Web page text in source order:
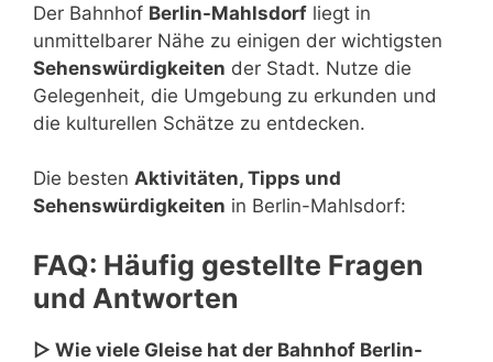
Der Bahnhof Berlin-Mahlsdorf liegt in
unmittelbarer Nähe zu einigen der wichtigsten
Sehenswürdigkeiten der Stadt. Nutze die
Gelegenheit, die Umgebung zu erkunden und
die kulturellen Schätze zu entdecken.
Die besten Aktivitäten, Tipps und
Sehenswürdigkeiten in Berlin-Mahlsdorf:
FAQ: Häufig gestellte Fragen
und Antworten
▷ Wie viele Gleise hat der Bahnhof Berlin-